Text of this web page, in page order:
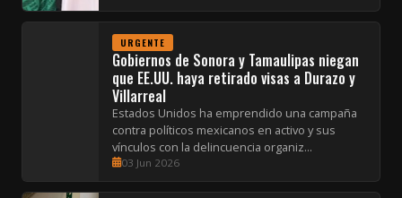
URGENTE
Gobiernos de Sonora y Tamaulipas niegan
que EE.UU. haya retirado visas a Durazo y
Villarreal
Estados Unidos ha emprendido una campaña
contra políticos mexicanos en activo y sus
vínculos con la delincuencia organiz...
03 Jun 2026